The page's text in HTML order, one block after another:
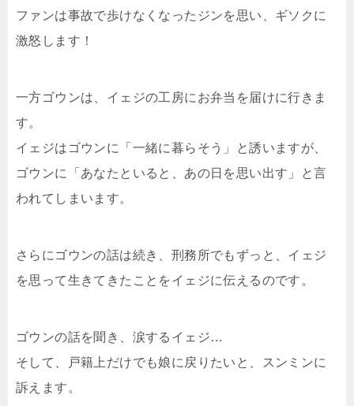
ファンは事故で歩けなくなったジンを思い、ギソクに
激怒します！
一方ゴウンは、イェジの工房にお弁当を届けに行きま
す。
イェジはゴウンに「一緒に暮らそう」と誘いますが、
ゴウンに「あなたといると、あの日を思い出す」と言
われてしまいます。
さらにゴウンの話は続き、刑務所でもずっと、イェジ
を思って生きてきたことをイェジに伝えるのです。
ゴウンの話を聞き、涙するイェジ…
そして、戸籍上だけでも娘に戻りたいと、スンミンに
訴えます。